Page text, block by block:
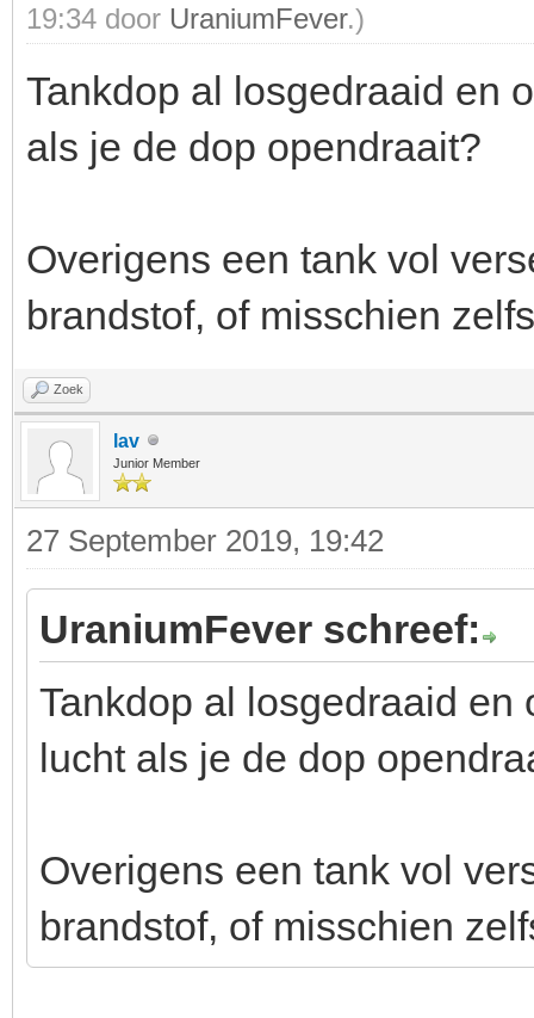
19:34 door UraniumFever.)
Tankdop al losgedraaid en
als je de dop opendraait?
Overigens een tank vol
brandstof, of misschien
Zoek
lav
Junior Member
27 September 2019, 19:42
UraniumFever schreef:
Tankdop al losgedraaid
lucht als je de dop
Overigens een tank vol
brandstof, of misschien